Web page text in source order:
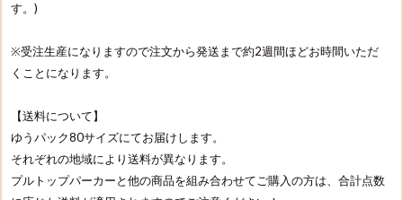
す。)
※受注生産になりますので注文から発送まで約2週間ほどお時間いただ
くことになります。
【送料について】
ゆうパック80サイズにてお届けします。
それぞれの地域により送料が異なります。
プルトップパーカーと他の商品を組み合わせてご購入の方は、合計点数